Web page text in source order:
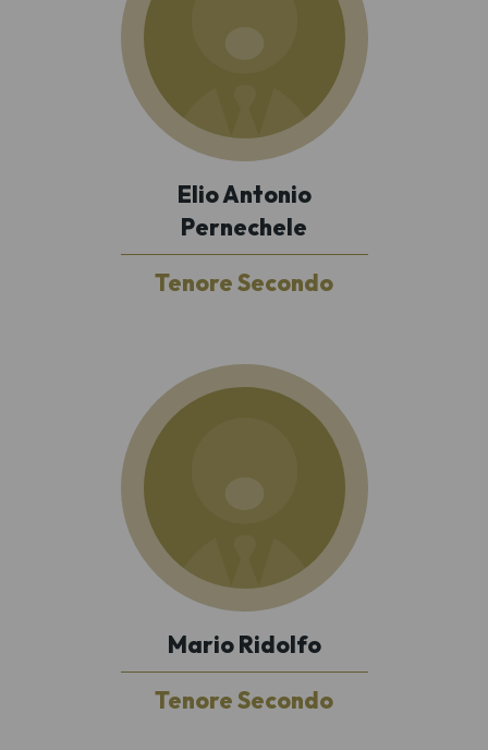
Elio Antonio
Pernechele
Tenore Secondo
Mario Ridolfo
Tenore Secondo